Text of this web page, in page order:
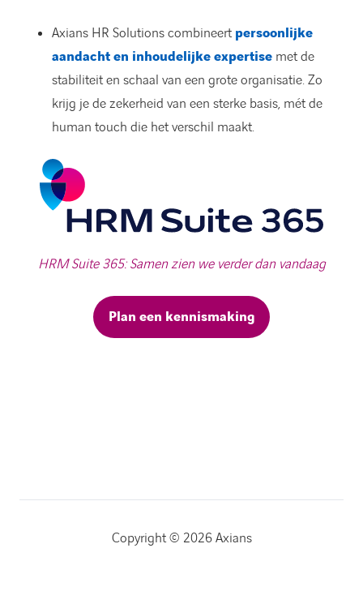
Axians HR Solutions combineertpersoonlijke
aandacht en inhoudelijke expertise met de
stabiliteit en schaal van een grote organisatie. Zo
krijg je de zekerheid van een sterke basis, mét de
human touch die het verschil maakt.
HRM Suite 365: Samen zien we verder dan vandaag
Plan een kennismaking
Copyright © 2026 Axians